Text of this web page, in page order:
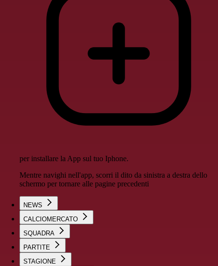
per installare la App sul tuo Iphone.
Mentre navighi nell'app, scorri il dito da sinistra a destra dello
schermo per tornare alle pagine precedenti
NEWS
CALCIOMERCATO
SQUADRA
PARTITE
STAGIONE